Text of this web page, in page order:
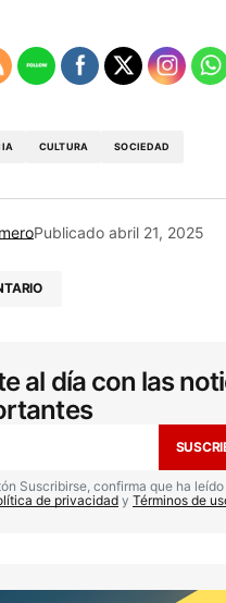
CULTURA SOCIEDAD
Publicado abril 21, 2025
correo electrónico no
campos obligatorios están
*
al día con las
Suscribirse, confirma que ha leído
de privacidad y Términos de